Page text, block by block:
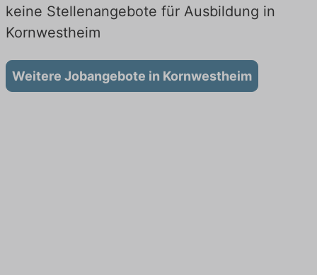
keine Stellenangebote für Ausbildung in
Kornwestheim
Weitere Jobangebote in Kornwestheim